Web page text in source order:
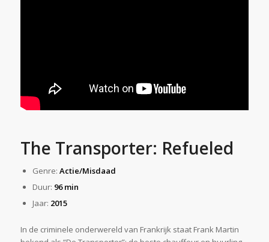
The Transporter: Refueled
Genre: Actie/Misdaad
Duur: 96 min
Jaar: 2015
In de criminele onderwereld van Frankrijk staat Frank Martin